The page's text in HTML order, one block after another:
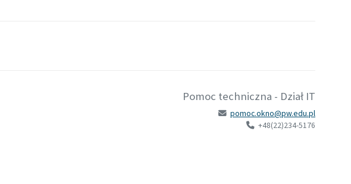
Pomoc techniczna - Dział IT
pomoc.okno@pw.edu.pl
+48(22)234-5176